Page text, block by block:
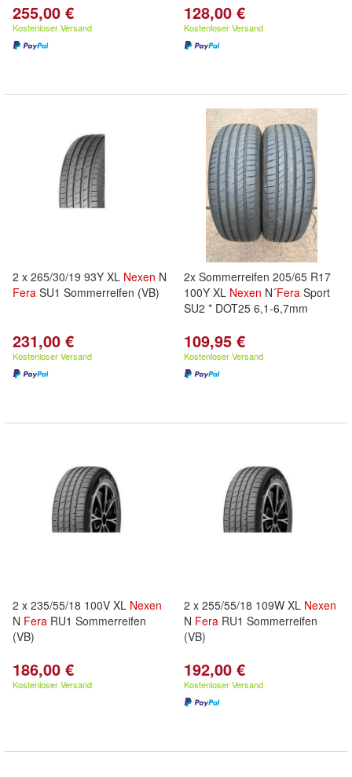
255,00 €
Kostenloser Versand
128,00 €
Kostenloser Versand
2 x 265/30/19 93Y XL Nexen N
Fera SU1 Sommerreifen (VB)
231,00 €
Kostenloser Versand
2x Sommerreifen 205/65 R17
100Y XL Nexen N´Fera Sport
SU2 * DOT25 6,1-6,7mm
109,95 €
Kostenloser Versand
2 x 235/55/18 100V XL Nexen
N Fera RU1 Sommerreifen
(VB)
186,00 €
Kostenloser Versand
2 x 255/55/18 109W XL Nexen
N Fera RU1 Sommerreifen
(VB)
192,00 €
Kostenloser Versand